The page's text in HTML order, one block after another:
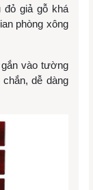
đỏ giả gỗ khá
phòng xông
vào tường
dễ dàng